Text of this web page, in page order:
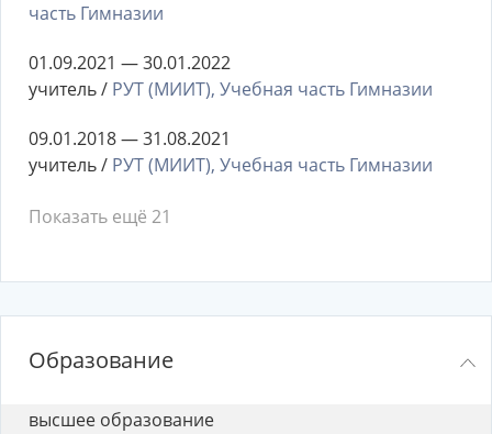
часть Гимназии
01.09.2021 — 30.01.2022
учитель / РУТ (МИИТ), Учебная часть Гимназии
09.01.2018 — 31.08.2021
учитель / РУТ (МИИТ), Учебная часть Гимназии
Показать ещё 21
Образование
высшее образование